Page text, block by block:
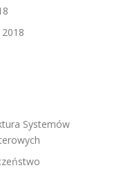
Systemów